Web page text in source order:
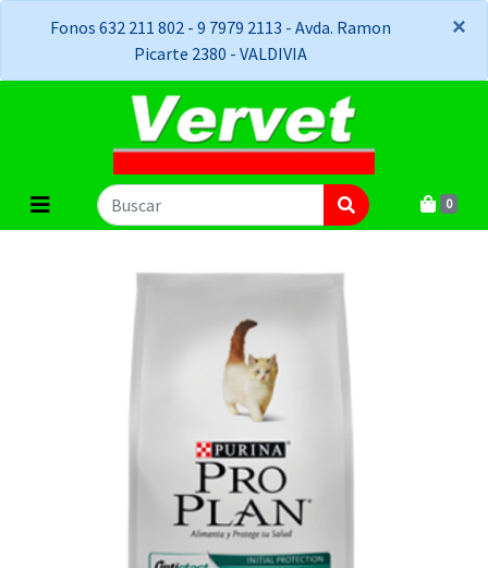
Fonos 632 211 802 - 9 7979 2113 - Avda. Ramon
Picarte 2380 - VALDIVIA
×
×
0